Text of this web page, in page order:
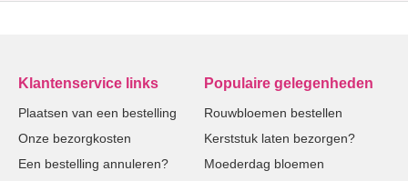
Klantenservice links
Plaatsen van een bestelling
Onze bezorgkosten
Een bestelling annuleren?
Populaire gelegenheden
Rouwbloemen bestellen
Kerststuk laten bezorgen?
Moederdag bloemen